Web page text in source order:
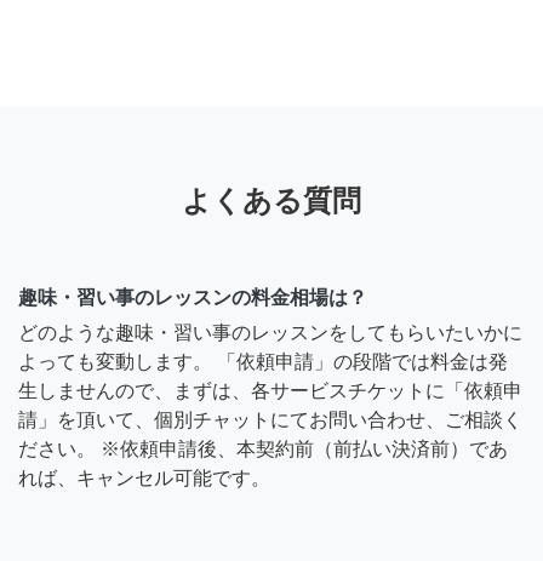
よくある質問
趣味・習い事のレッスンの料金相場は？
どのような趣味・習い事のレッスンをしてもらいたいかに
よっても変動します。 「依頼申請」の段階では料金は発
生しませんので、まずは、各サービスチケットに「依頼申
請」を頂いて、個別チャットにてお問い合わせ、ご相談く
ださい。 ※依頼申請後、本契約前（前払い決済前）であ
れば、キャンセル可能です。